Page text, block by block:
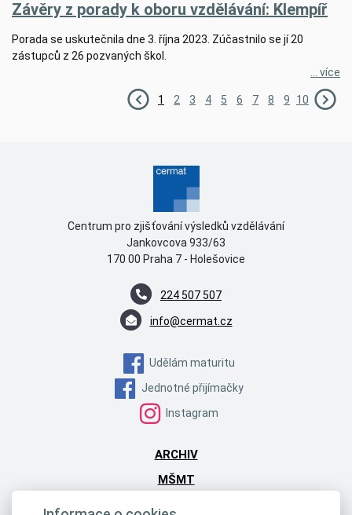
Závěry z porady k oboru vzdělávání: Klempíř
Porada se uskutečnila dne 3. října 2023. Zúčastnilo se jí 20
zástupců z 26 pozvaných škol.
... více
1 2 3 4 5 6 7 8 9 10
Centrum pro zjišťování výsledků vzdělávání
Jankovcova 933/63
170 00 Praha 7 - Holešovice
224 507 507
info@cermat.cz
Udělám maturitu
Jednotné přijímačky
Instagram
ARCHIV
MŠMT